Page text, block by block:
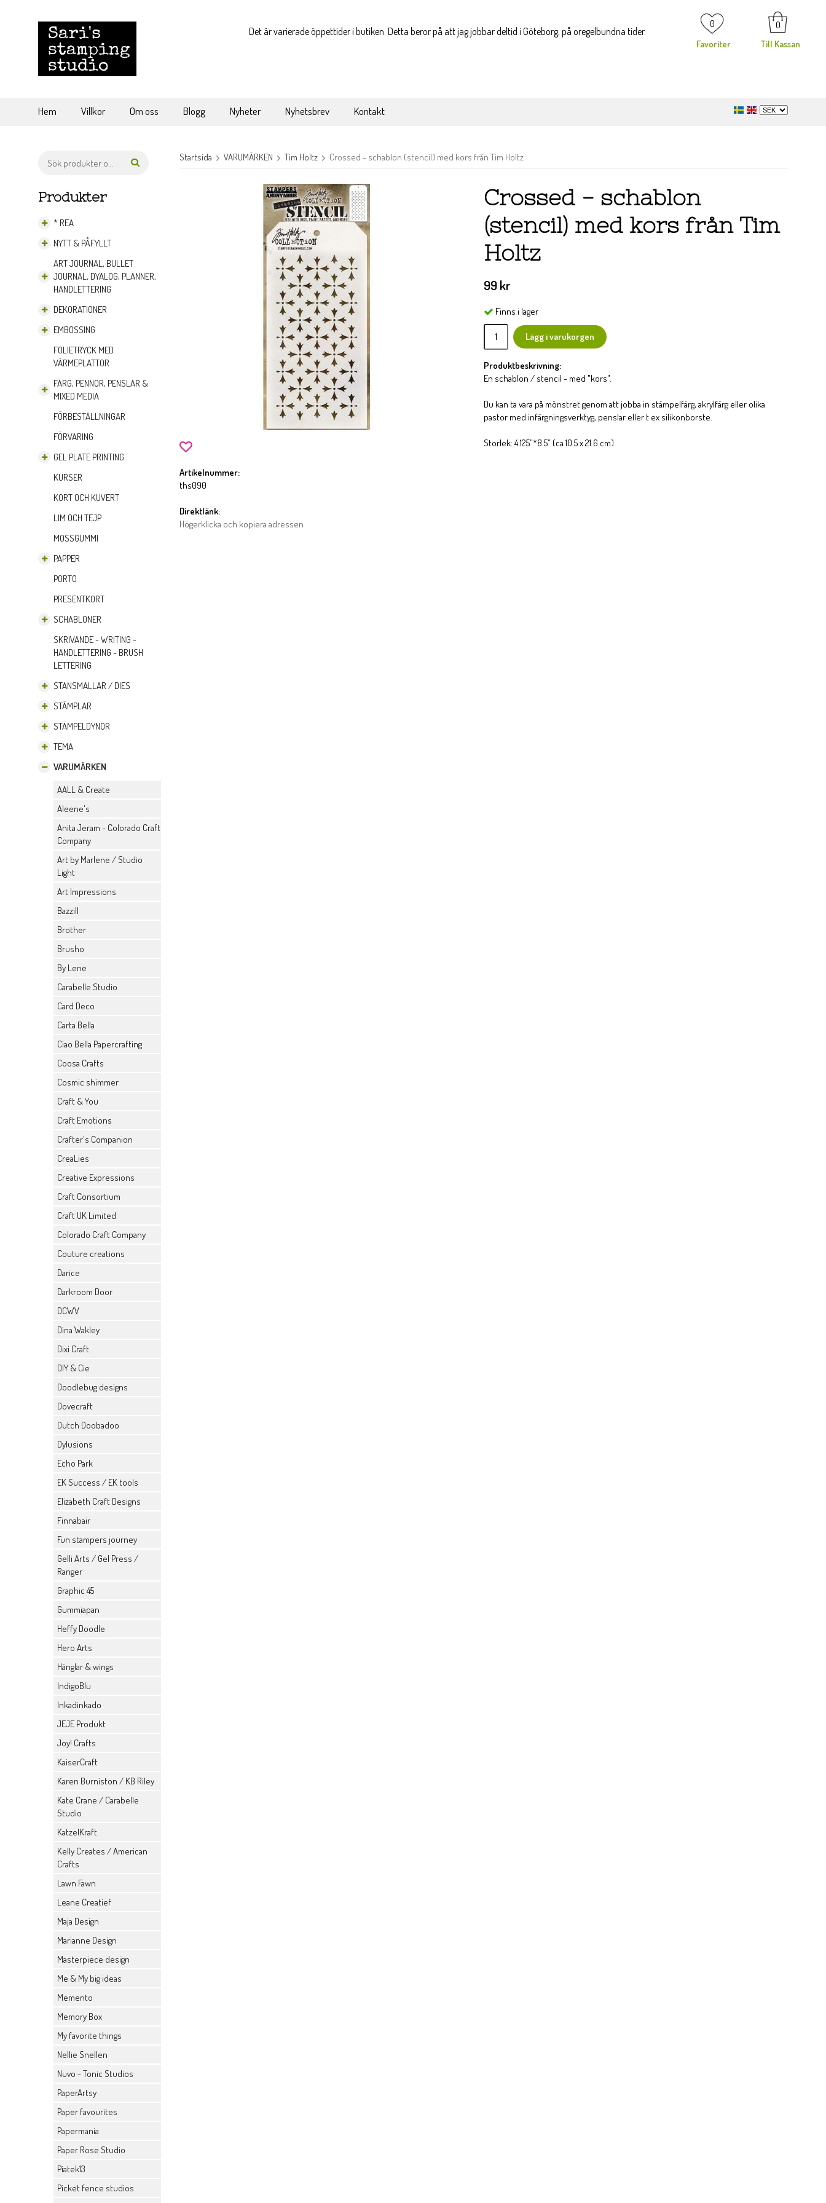
0
Favoriter
0
Till Kassan
Det är varierade öppettider i butiken. Detta beror på att jag jobbar deltid i Göteborg, på oregelbundna tider.
Hem Villkor Om oss Blogg Nyheter Nyhetsbrev Kontakt
Produkter
* REA
NYTT & PÅFYLLT
ART JOURNAL, BULLET
JOURNAL, DYALOG, PLANNER,
HANDLETTERING
DEKORATIONER
EMBOSSING
FOLIETRYCK MED
VÄRMEPLATTOR
FÄRG, PENNOR, PENSLAR &
MIXED MEDIA
FÖRBESTÄLLNINGAR
FÖRVARING
GEL PLATE PRINTING
KURSER
KORT OCH KUVERT
LIM OCH TEJP
MOSSGUMMI
PAPPER
PORTO
PRESENTKORT
SCHABLONER
SKRIVANDE - WRITING -
HANDLETTERING - BRUSH
LETTERING
STANSMALLAR / DIES
STÄMPLAR
STÄMPELDYNOR
TEMA
VARUMÄRKEN
AALL & Create
Aleene's
Anita Jeram - Colorado Craft
Company
Art by Marlene / Studio
Light
Art Impressions
Bazzill
Brother
Brusho
By Lene
Carabelle Studio
Card Deco
Carta Bella
Ciao Bella Papercrafting
Coosa Crafts
Cosmic shimmer
Craft & You
Craft Emotions
Crafter's Companion
CreaLies
Creative Expressions
Craft Consortium
Craft UK Limited
Colorado Craft Company
Couture creations
Darice
Darkroom Door
DCWV
Dina Wakley
Dixi Craft
DIY & Cie
Doodlebug designs
Dovecraft
Dutch Doobadoo
Dylusions
Echo Park
EK Success / EK tools
Elizabeth Craft Designs
Finnabair
Fun stampers journey
Gelli Arts / Gel Press /
Ranger
Graphic 45
Gummiapan
Heffy Doodle
Hero Arts
Hänglar & wings
IndigoBlu
Inkadinkado
JEJE Produkt
Joy! Crafts
KaiserCraft
Karen Burniston / KB Riley
Kate Crane / Carabelle
Studio
KatzelKraft
Kelly Creates / American
Crafts
Lawn Fawn
Leane Creatief
Maja Design
Marianne Design
Masterpiece design
Me & My big ideas
Memento
Memory Box
My favorite things
Nellie Snellen
Nuvo - Tonic Studios
PaperArtsy
Paper favourites
Papermania
Paper Rose Studio
Piatek13
Picket fence studios
Startsida VARUMÄRKEN Tim Holtz Crossed - schablon (stencil) med kors från Tim Holtz
Crossed - schablon
(stencil) med kors från Tim
Holtz
99 kr
Finns i lager
Lägg i varukorgen
Produktbeskrivning:
En schablon / stencil - med "kors".
Du kan ta vara på mönstret genom att jobba in stämpelfärg, akrylfärg eller olika
pastor med infärgningsverktyg, penslar eller t ex silikonborste.
Storlek: 4.125”*8.5” (ca 10.5 x 21.6 cm)
Artikelnummer:
ths090
Direktlänk:
Högerklicka och kopiera adressen